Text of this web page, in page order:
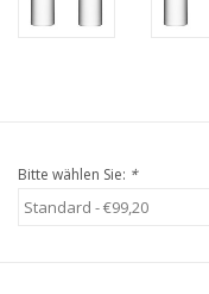
Bitte wählen Sie: *